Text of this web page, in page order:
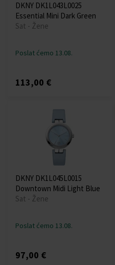
DKNY DK1L043L0025
Essential Mini Dark Green
Sat - Žene
Poslat ćemo 13.08.
113,00 €
DKNY DK1L045L0015
Downtown Midi Light Blue
Sat - Žene
Poslat ćemo 13.08.
97,00 €